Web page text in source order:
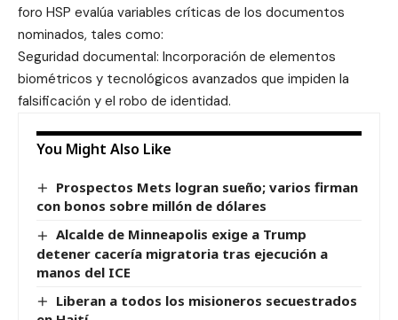
foro HSP evalúa variables críticas de los documentos
nominados, tales como:
Seguridad documental: Incorporación de elementos
biométricos y tecnológicos avanzados que impiden la
falsificación y el robo de identidad.
You Might Also Like
Prospectos Mets logran sueño; varios firman
con bonos sobre millón de dólares
Alcalde de Minneapolis exige a Trump
detener cacería migratoria tras ejecución a
manos del ICE
Liberan a todos los misioneros secuestrados